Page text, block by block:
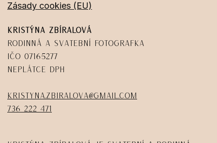
Zásady cookies (EU)
Kristýna Zbíralová
Rodinná a svatební fotografka
IČO 07165277
Neplátce DPH
kristyna.zbiralova@gmail.com
736 222 471